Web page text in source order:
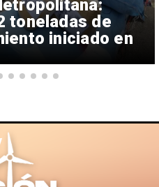
toneladas de
iniciado en